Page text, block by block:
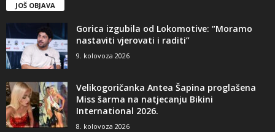
JOŠ OBJAVA
Gorica izgubila od Lokomotive: “Moramo
nastaviti vjerovati i raditi”
9. kolovoza 2026
Velikogoričanka Antea Šapina proglašena
Miss šarma na natjecanju Bikini
International 2026.
8. kolovoza 2026